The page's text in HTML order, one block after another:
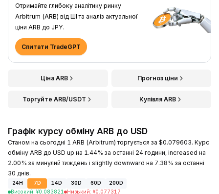
Отримайте глибоку аналітику ринку
Arbitrum (ARB) від ШІ та аналіз актуальної
ціни ARB до JPY.
Спитати TradeGPT
Ціна ARB Прогноз ціни
Торгуйте ARB/USDT Купівля ARB
Графік курсу обміну ARB до USD
Станом на сьогодні 1 ARB (Arbitrum) торгується за $0.079603. Курс
обміну ARB до USD up на 1.44% за останні 24 години, increased на
2.00% за минулий тиждень і slightly downward на 7.38% за останні
30 днів.
24H 7D 14D 30D 60D
200D
Високий: ¥0.083821 Низький: ¥0.077317